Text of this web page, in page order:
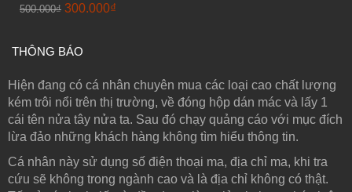
Được xếp
500.000₫ Giá
là:
500.000₫.
300.000₫
300.000₫.
THÔNG BÁO
Hiện đang có cá nhân chuyên mua các loại cao chất lượng
kém trôi nổi trên thị trường, về đóng hộp dán mác và lấy 1
cái tên nửa tây nửa ta. Sau đó chạy quảng cáo với mục đích
lừa đảo những khách hàng không tìm hiểu thông tin.
Cá nhân này sử dụng số điện thoại ma, địa chỉ ma, khi tra
cứu sẽ không trong ngành cao và là địa chỉ không có thật.